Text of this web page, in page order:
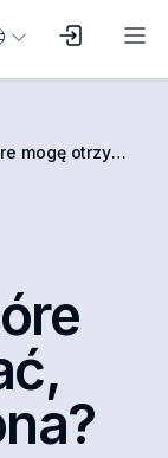
jest ograniczona?